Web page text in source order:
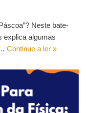
Neste bate-
explica algumas
Continue a ler »